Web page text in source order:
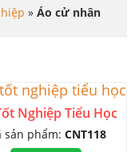
» Áo cử nhân
Nghiệp Tiểu Học
sản phẩm: CNT118